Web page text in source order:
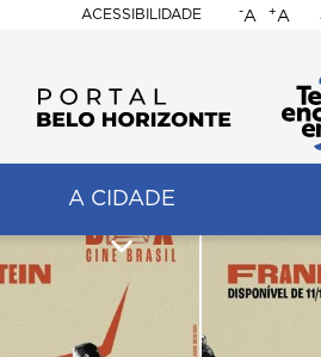
ACESSIBILIDADE
BELO
-A +A
A CIDADE